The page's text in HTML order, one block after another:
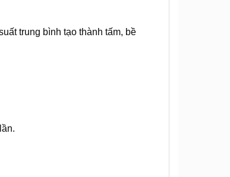
trung bình tạo thành tấm, bề